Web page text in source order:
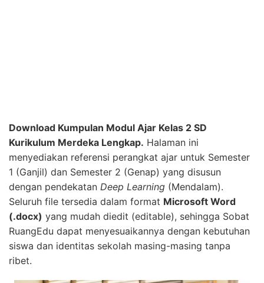
Download Kumpulan Modul Ajar Kelas 2 SD
Kurikulum Merdeka Lengkap. Halaman ini
menyediakan referensi perangkat ajar untuk Semester
1 (Ganjil) dan Semester 2 (Genap) yang disusun
dengan pendekatan Deep Learning (Mendalam).
Seluruh file tersedia dalam format Microsoft Word
(.docx) yang mudah diedit (editable), sehingga Sobat
RuangEdu dapat menyesuaikannya dengan kebutuhan
siswa dan identitas sekolah masing-masing tanpa
ribet.